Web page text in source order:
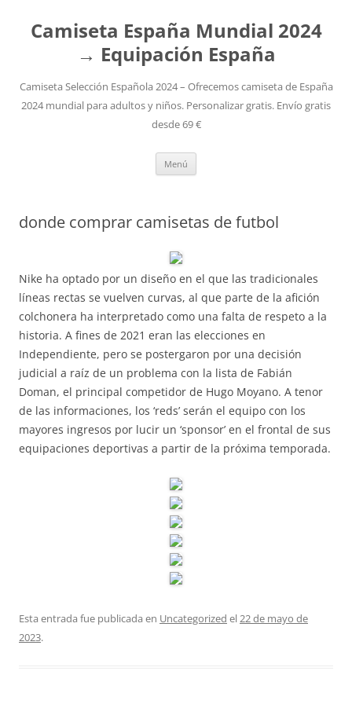
Camiseta España Mundial 2024
→ Equipación España
Camiseta Selección Española 2024 – Ofrecemos camiseta de España
2024 mundial para adultos y niños. Personalizar gratis. Envío gratis
desde 69 €
Menú
donde comprar camisetas de futbol
Nike ha optado por un diseño en el que las tradicionales
líneas rectas se vuelven curvas, al que parte de la afición
colchonera ha interpretado como una falta de respeto a la
historia. A fines de 2021 eran las elecciones en
Independiente, pero se postergaron por una decisión
judicial a raíz de un problema con la lista de Fabián
Doman, el principal competidor de Hugo Moyano. A tenor
de las informaciones, los ‘reds’ serán el equipo con los
mayores ingresos por lucir un ‘sponsor’ en el frontal de sus
equipaciones deportivas a partir de la próxima temporada.
Esta entrada fue publicada en Uncategorized el22 de mayo de
2023.